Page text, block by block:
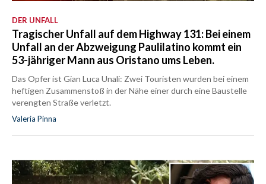
DER UNFALL
Tragischer Unfall auf dem Highway 131: Bei einem
Unfall an der Abzweigung Paulilatino kommt ein
53-jähriger Mann aus Oristano ums Leben.
Das Opfer ist Gian Luca Unali: Zwei Touristen wurden bei einem
heftigen Zusammenstoß in der Nähe einer durch eine Baustelle
verengten Straße verletzt.
Valeria Pinna